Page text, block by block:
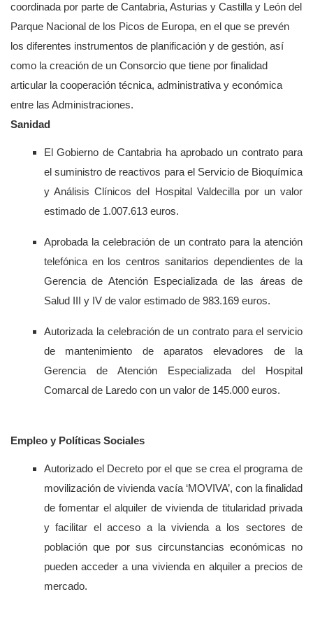
coordinada por parte de Cantabria, Asturias y Castilla y León del
Parque Nacional de los Picos de Europa, en el que se prevén
los diferentes instrumentos de planificación y de gestión, así
como la creación de un Consorcio que tiene por finalidad
articular la cooperación técnica, administrativa y económica
entre las Administraciones.
Sanidad
El Gobierno de Cantabria ha aprobado un contrato para
el suministro de reactivos para el Servicio de Bioquímica
y Análisis Clínicos del Hospital Valdecilla por un valor
estimado de 1.007.613 euros.
Aprobada la celebración de un contrato para la atención
telefónica en los centros sanitarios dependientes de la
Gerencia de Atención Especializada de las áreas de
Salud III y IV de valor estimado de 983.169 euros.
Autorizada la celebración de un contrato para el servicio
de mantenimiento de aparatos elevadores de la
Gerencia de Atención Especializada del Hospital
Comarcal de Laredo con un valor de 145.000 euros.
Empleo y Políticas Sociales
Autorizado el Decreto por el que se crea el programa de
movilización de vivienda vacía ‘MOVIVA’, con la finalidad
de fomentar el alquiler de vivienda de titularidad privada
y facilitar el acceso a la vivienda a los sectores de
población que por sus circunstancias económicas no
pueden acceder a una vivienda en alquiler a precios de
mercado.